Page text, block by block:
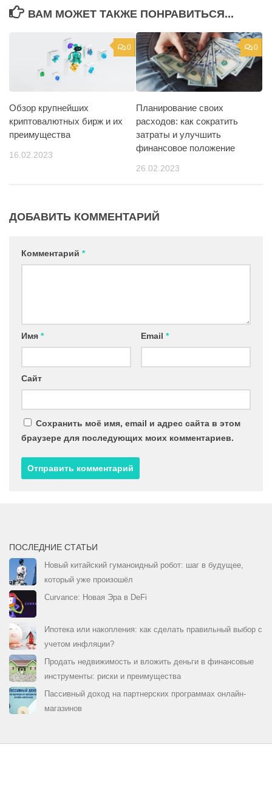
ВАМ МОЖЕТ ТАКЖЕ ПОНРАВИТЬСЯ...
0
Обзор крупнейших
криптовалютных бирж и их
преимущества
16.02.2023
0
Планирование своих
расходов: как сократить
затраты и улучшить
финансовое положение
26.02.2023
ДОБАВИТЬ КОММЕНТАРИЙ
Комментарий *
Имя * Email *
Сайт
Сохранить моё имя, email и адрес сайта в этом
браузере для последующих моих комментариев.
ПОСЛЕДНИЕ СТАТЬИ
Новый китайский гуманоидный робот: шаг в будущее,
который уже произошёл
Curvance: Новая Эра в DeFi
Ипотека или накопления: как сделать правильный выбор с
учетом инфляции?
Продать недвижимость и вложить деньги в финансовые
инструменты: риски и преимущества
Пассивный доход на партнерских программах онлайн-
магазинов